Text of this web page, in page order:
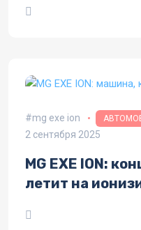
mg exe ion
2 сентября 2025
MG EXE ION:
летит на